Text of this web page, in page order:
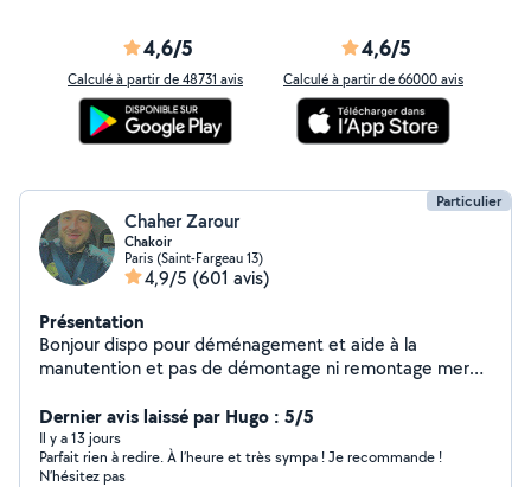
4,6/5
Calculé à partir de 48731 avis
4,6/5
Calculé à partir de 66000 avis
Particulier
Chaher Zarour
Chakoir
Paris (Saint-Fargeau 13)
4,9/5 (601 avis)
Présentation
Bonjour dispo pour déménagement et aide à la
manutention et pas de démontage ni remontage merci
Dernier avis laissé par Hugo : 5/5
Il y a 13 jours
Parfait rien à redire. À l’heure et très sympa ! Je recommande !
N’hésitez pas